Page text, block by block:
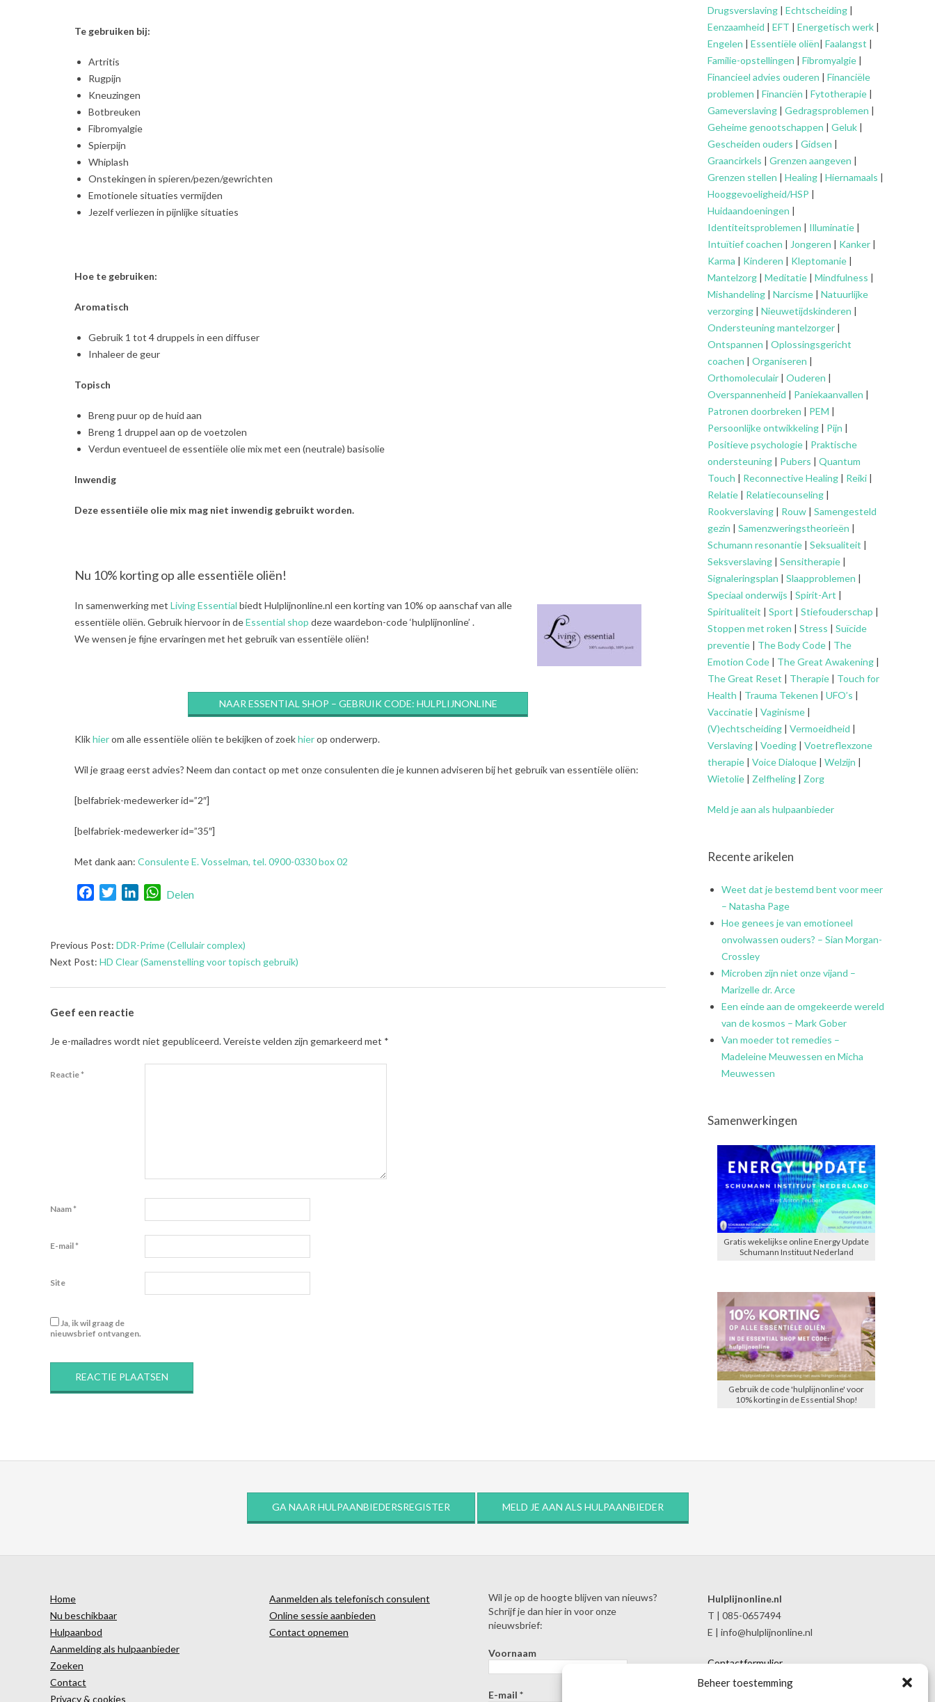
Beheer toestemming
Te gebruiken bij:
Artritis
Rugpijn
Kneuzingen
Botbreuken
Fibromyalgie
Spierpijn
Whiplash
Onstekingen in spieren/pezen/gewrichten
Emotionele situaties vermijden
Jezelf verliezen in pijnlijke situaties
Hoe te gebruiken:
Aromatisch
Gebruik 1 tot 4 druppels in een diffuser
Inhaleer de geur
Topisch
Breng puur op de huid aan
Breng 1 druppel aan op de voetzolen
Verdun eventueel de essentiële olie mix met een (neutrale) basisolie
Inwendig
Deze essentiële olie mix mag niet inwendig gebruikt worden.
Nu 10% korting op alle essentiële oliën!
In samenwerking met Living Essential biedt Hulplijnonline.nl een korting van 10% op aanschaf van alle
essentiële oliën. Gebruik hiervoor in deEssential shop deze waardebon-code ‘hulplijnonline’ .
We wensen je fijne ervaringen met het gebruik van essentiële oliën!
NAAR ESSENTIAL SHOP – GEBRUIK CODE: HULPLIJNONLINE
Klikhierom alle essentiële oliën te bekijken of zoekhierop onderwerp.
Wil je graag eerst advies? Neem dan contact op met onze consulenten die je kunnen adviseren bij het gebruik van essentiële oliën:
[belfabriek-medewerker id=”2″]
[belfabriek-medewerker id=”35″]
Met dank aan: Consulente E. Vosselman, tel. 0900-0330 box 02
FacebookTwitterLinkedInWhatsApp
Delen
2021-
08-
Previous Post: DDR-Prime (Cellulair complex)
Next Post: HD Clear (Samenstelling voor topisch gebruik)
Geef een reactie
Je e-mailadres wordt niet gepubliceerd.Vereiste velden zijn gemarkeerd met *
Reactie*
Naam*
E-mail*
Site
Ja, ik wil graag de
nieuwsbrief ontvangen.
Drugsverslaving | Echtscheiding |
Eenzaamheid | EFT | Energetisch werk |
Engelen | Essentiële oliën| Faalangst |
Familie-opstellingen | Fibromyalgie |
Financieel advies ouderen | Financiële
problemen | Financiën | Fytotherapie |
Gameverslaving | Gedragsproblemen |
Geheime genootschappen | Geluk |
Gescheiden ouders | Gidsen |
Graancirkels | Grenzen aangeven |
Grenzen stellen | Healing | Hiernamaals |
Hooggevoeligheid/HSP |
Huidaandoeningen |
Identiteitsproblemen | Illuminatie |
Intuïtief coachen | Jongeren | Kanker |
Karma | Kinderen | Kleptomanie |
Mantelzorg | Meditatie | Mindfulness |
Mishandeling | Narcisme | Natuurlijke
verzorging | Nieuwetijdskinderen |
Ondersteuningmantelzorger |
Ontspannen | Oplossingsgericht
coachen | Organiseren |
Orthomoleculair | Ouderen |
Overspannenheid | Paniekaanvallen |
Patronen doorbreken | PEM |
Persoonlijke ontwikkeling | Pijn |
Positieve psychologie | Praktische
ondersteuning | Pubers | Quantum
Touch | Reconnective Healing | Reiki |
Relatie | Relatiecounseling |
Rookverslaving | Rouw | Samengesteld
gezin | Samenzweringstheorieën |
Schumann resonantie | Seksualiteit |
Seksverslaving | Sensitherapie |
Signaleringsplan | Slaapproblemen |
Speciaal onderwijs | Spirit-Art |
Spiritualiteit | Sport | Stiefouderschap |
Stoppen met roken | Stress | Suïcide
preventie | The Body Code | The
Emotion Code | The Great Awakening |
The Great Reset | Therapie | Touch for
Health | Trauma Tekenen | UFO’s |
Vaccinatie | Vaginisme |
(V)echtscheiding | Vermoeidheid |
Verslaving | Voeding | Voetreflexzone
therapie | Voice Dialoque | Welzijn |
Wietolie | Zelfheling | Zorg
Meld je aan als hulpaanbieder
Recente arikelen
Weet dat je bestemd bent voor meer
– Natasha Page
Hoe genees je van emotioneel
onvolwassen ouders? – Sian Morgan-
Crossley
Microben zijn niet onze vijand –
Marizelle dr. Arce
Een einde aan de omgekeerde wereld
van de kosmos – Mark Gober
Van moeder tot remedies –
Madeleine Meuwessen en Micha
Meuwessen
Samenwerkingen
Gratis wekelijkse online Energy Update
Schumann Instituut Nederland
Gebruik de code 'hulplijnonline' voor
10% korting in de Essential Shop!
GA NAAR HULPAANBIEDERSREGISTER MELD JE AAN ALS HULPAANBIEDER
Home
Nu beschikbaar
Hulpaanbod
Aanmelding als hulpaanbieder
Zoeken
Contact
Privacy & cookies
Aanmelden als telefonisch consulent
Online sessie aanbieden
Contact opnemen
Wil je op de hoogte blijven van nieuws?
Schrijf je dan hier in voor onze
nieuwsbrief:
Voornaam
E-mail *
Hulplijnonline.nl
T | 085-0657494
E | info@hulplijnonline.nl
Contactformulier
Over Hulplijnonline.nl